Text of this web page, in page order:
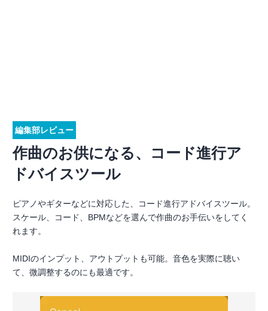
編集部レビュー
作曲のお供になる、コード進行ア
ドバイスツール
ピアノやギターなどに対応した、コード進行アドバイスツール。
スケール、コード、BPMなどを選んで作曲のお手伝いをしてく
れます。
MIDIのインプット、アウトプットも可能。音色を実際に聴い
て、微調整するのにも最適です。